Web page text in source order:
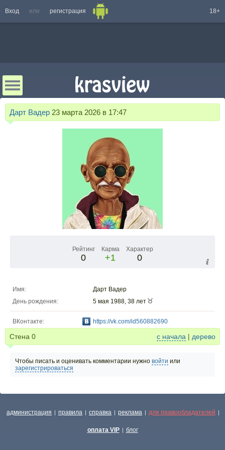
Вход или регистрация 18+
Дарт Вадер 23 марта 2026 в 17:47
Рейтинг
0
Карма
+1
Характер
0
Имя:
Дарт Вадер
День рождения:
5 мая 1988, 38 лет
ВКонтакте: https://vk.com/id560882690
Стена 0 с начала | дерево
Чтобы писать и оценивать комментарии нужно войти или
зарегистрироваться
администрация | правила | справка | реклама | для правообладателей |
оплата VIP | блог